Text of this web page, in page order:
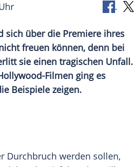
sich über die Premiere ihres
freuen können, denn bei
sie einen tragischen Unfall.
Filmen ging es
Beispiele zeigen.
Durchbruch werden sollen,